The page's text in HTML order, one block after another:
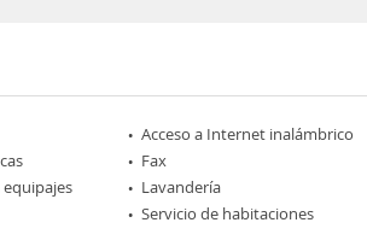
Acceso a Internet inalámbrico
Fax
Lavandería
Servicio de habitaciones